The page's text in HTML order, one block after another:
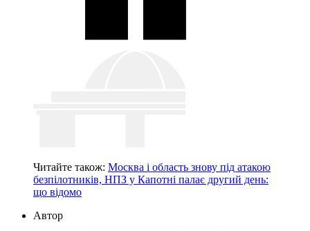
Читайте також: Москва і область знову під атакою
безпілотників, НПЗ у Капотні палає другий день:
що відомо
Автор